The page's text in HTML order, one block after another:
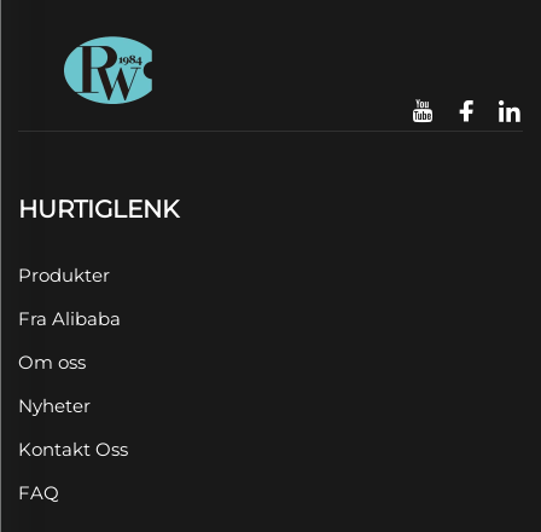
HURTIGLENK
Produkter
Fra Alibaba
Om oss
Nyheter
Kontakt Oss
FAQ